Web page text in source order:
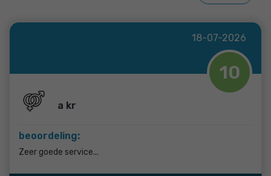
18-07-2026
10
a kr
beoordeling:
Zeer goede service...